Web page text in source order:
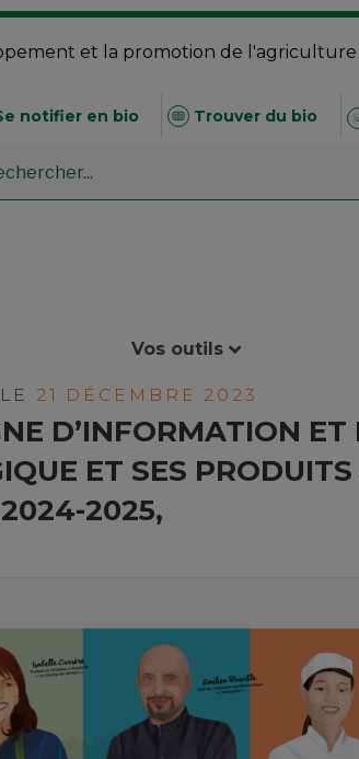
et la promotion de
notifier en bio Trouver du bio
Vos outils
21 DÉCEMBRE 2023
D’INFORMATION
ET SES
2024-2025,